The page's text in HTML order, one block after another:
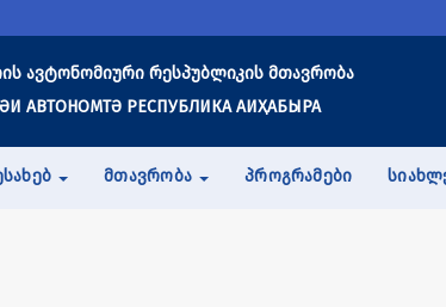
ავტონომიური რესპუბლიკის მთავრობა
АВТОНОМТӘ РЕСПУБЛИКА АИҲАБЫРА
ᲛᲗᲐᲕᲠᲝᲑᲐ ᲞᲠᲝᲒᲠᲐᲛᲔᲑᲘ